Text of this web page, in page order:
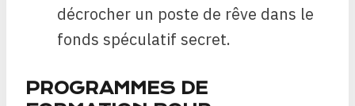
décrocher un poste de rêve dans le
fonds spéculatif secret.
PROGRAMMES DE